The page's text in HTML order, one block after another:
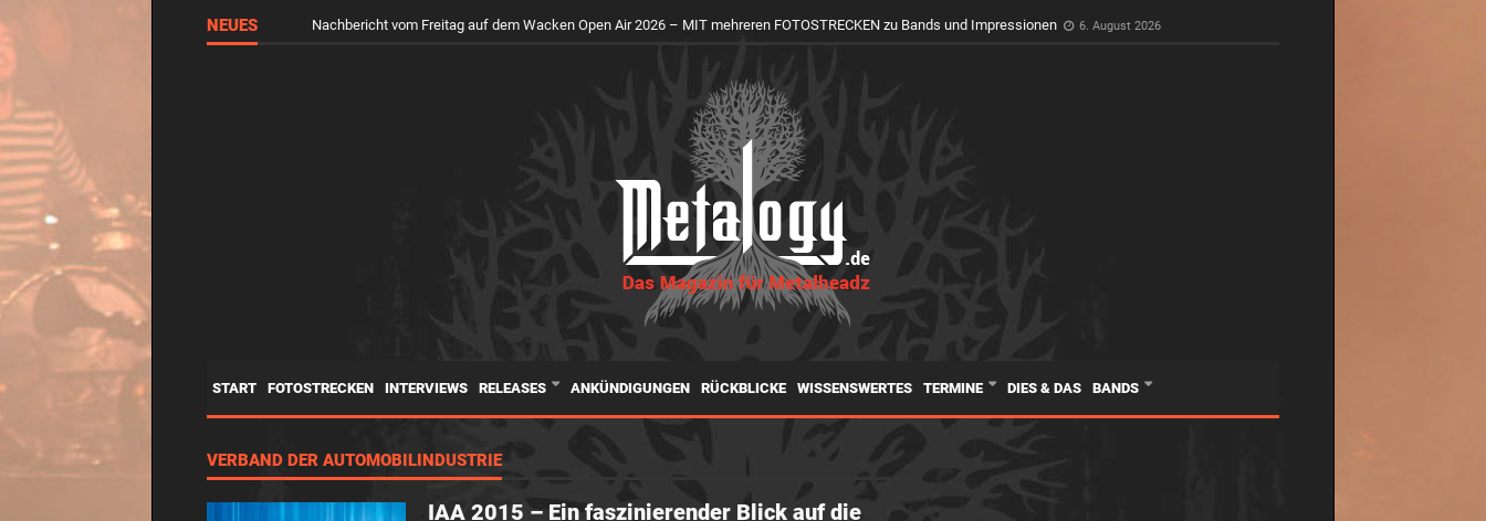
NEUES Nachbericht vom Freitag auf dem Wacken Open Air 2026 – MIT mehreren FOTOSTRECKEN zu Bands und Impressionen 6. August 2026
START FOTOSTRECKEN INTERVIEWS RELEASES ANKÜNDIGUNGEN RÜCKBLICKE WISSENSWERTES TERMINE DIES & DAS BANDS
VERBAND DER AUTOMOBILINDUSTRIE
IAA 2015 – Ein faszinierender Blick auf die